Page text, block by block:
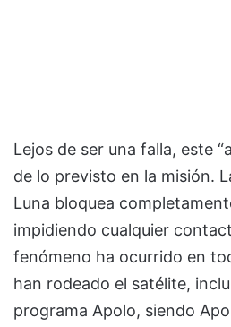
Lejos de ser una falla, este
de lo previsto en la misión.
Luna bloquea
impidiendo cualquier
fenómeno ha ocurrido en
han rodeado el satélite,
programa Apolo, siendo